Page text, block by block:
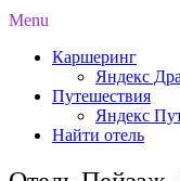
Menu
Каршеринг
Яндекс
Путешествия
Яндекс
Найти отель